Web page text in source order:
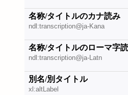
名称/タイトルのカナ読み
ndl:transcription@ja-Kana
名称/タイトルのローマ字
ndl:transcription@ja-Latn
別名/別タイトル
xl:altLabel